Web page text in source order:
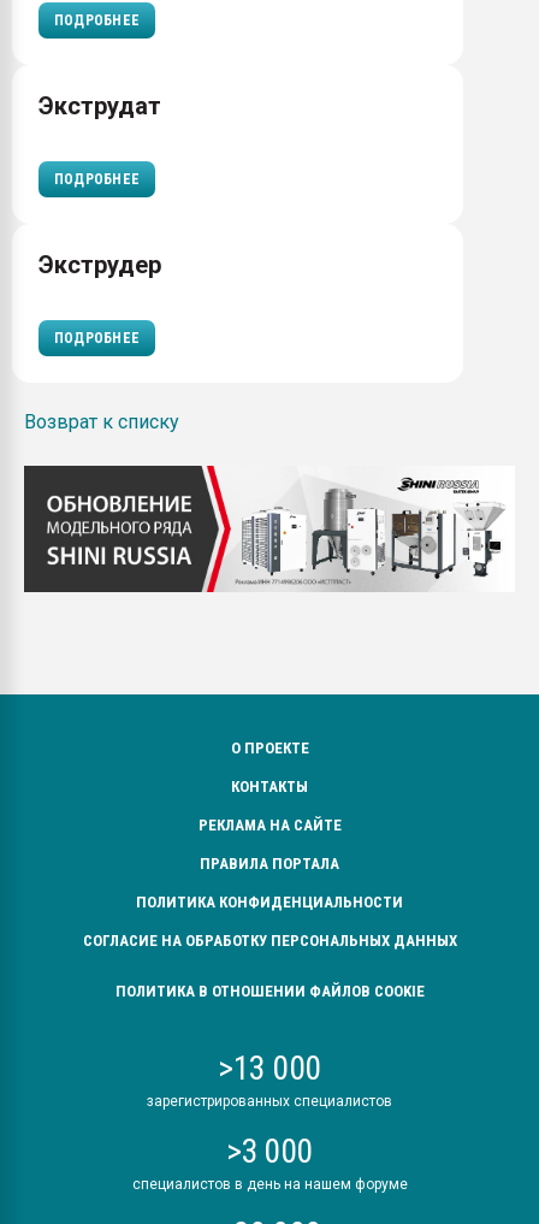
ПОДРОБНЕЕ
Экструдат
ПОДРОБНЕЕ
Экструдер
ПОДРОБНЕЕ
Возврат к списку
О ПРОЕКТЕ
КОНТАКТЫ
РЕКЛАМА НА САЙТЕ
ПРАВИЛА ПОРТАЛА
ПОЛИТИКА КОНФИДЕНЦИАЛЬНОСТИ
СОГЛАСИЕ НА ОБРАБОТКУ ПЕРСОНАЛЬНЫХ ДАННЫХ
ПОЛИТИКА В ОТНОШЕНИИ ФАЙЛОВ COOKIE
>13 000
зарегистрированных специалистов
>3 000
специалистов в день на нашем форуме